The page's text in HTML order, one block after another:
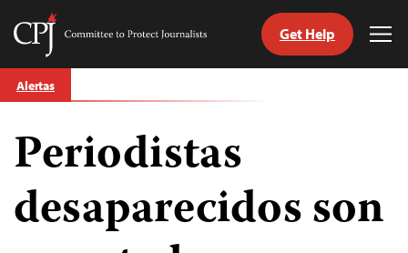
Skip
to
Committee
Journalists
Get Help
Alertas
Periodistas
desaparecidos son